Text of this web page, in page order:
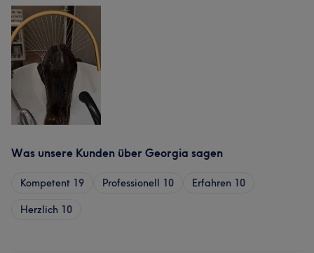
Was unsere Kunden über Georgia sagen
Kompetent 19 Professionell 10 Erfahren 10
Herzlich 10